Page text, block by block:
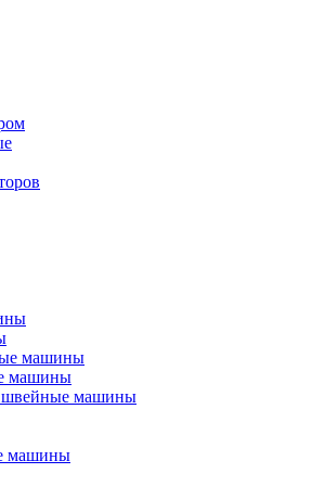
машины
машины
швейные машины
машины